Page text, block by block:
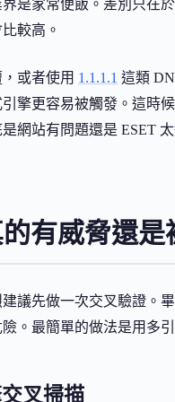
是家常便飯。差別只在
較高。
或者使用 1.1.1.1 這類
擎更容易被觸發。這時
網站有問題還是 ESET
有威脅還是
議先做一次交叉驗證。
。最簡單的做法是用多
叉掃描